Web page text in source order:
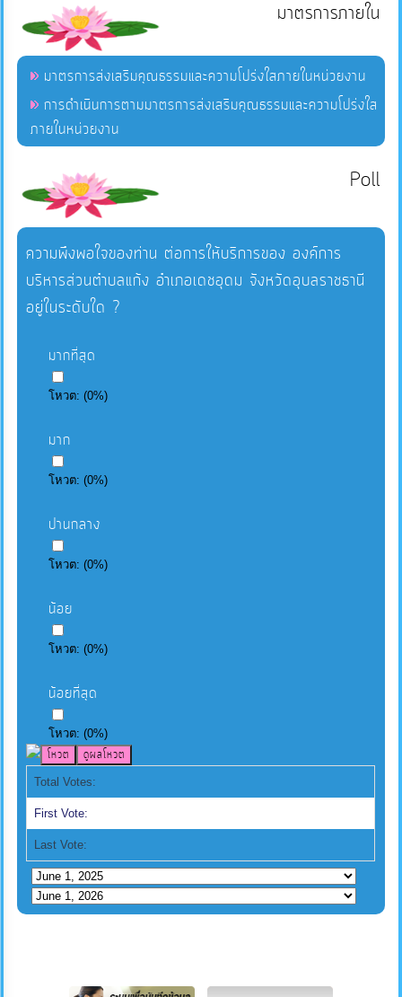
มาตรการภายใน
มาตรการส่งเสริมคุณธรรมและความโปร่งใสภายในหน่วยงาน
การดำเนินการตามมาตรการส่งเสริมคุณธรรมและความโปร่งใส
ภายในหน่วยงาน
Poll
ความพึงพอใจของท่าน ต่อการให้บริการของ องค์การ
บริหารส่วนตำบลแก้ง อำเภอเดชอุดม จังหวัดอุบลราชธานี
อยู่ในระดับใด ?
มากที่สุด
โหวต:(0%)
มาก
โหวต:(0%)
ปานกลาง
โหวต:(0%)
น้อย
โหวต:(0%)
น้อยที่สุด
โหวต:(0%)
Total Votes:
First Vote:
Last Vote: